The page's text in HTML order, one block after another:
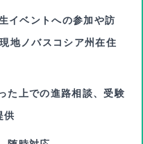
イベントへの参加や訪
地ノバスコシア州在住
た上での進路相談、受験
供